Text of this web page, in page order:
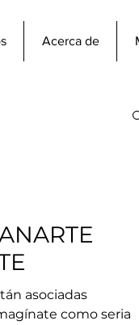
Acerca de
asociadas
como seria